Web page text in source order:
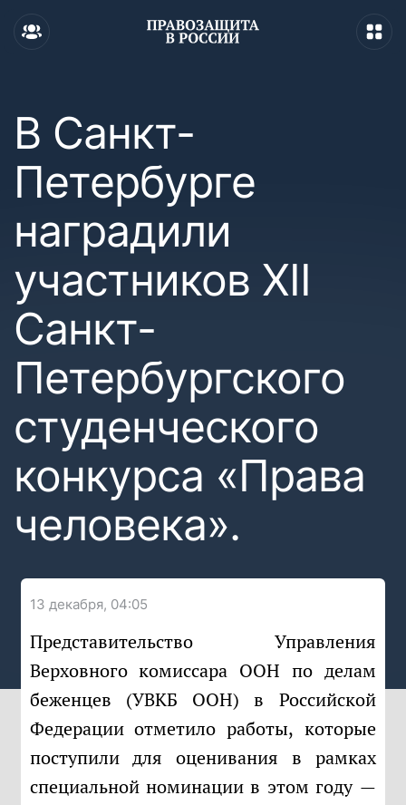
В Санкт-
Петербурге
наградили
участников XII
Санкт-
Петербургского
студенческого
конкурса «Права
человека».
13 декабря, 04:05
Представительство Управления
Верховного комиссара ООН по делам
беженцев (УВКБ ООН) в Российской
Федерации отметило работы, которые
поступили для оценивания в рамках
специальной номинации в этом году —